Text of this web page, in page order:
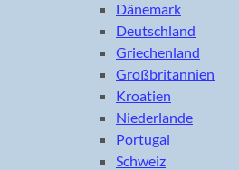
Dänemark
Deutschland
Griechenland
Großbritannien
Kroatien
Niederlande
Portugal
Schweiz